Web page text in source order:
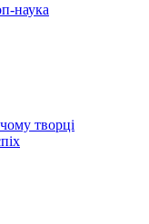
наука
творці